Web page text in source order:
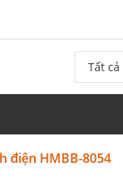
Tất cả
điện HMBB-8054